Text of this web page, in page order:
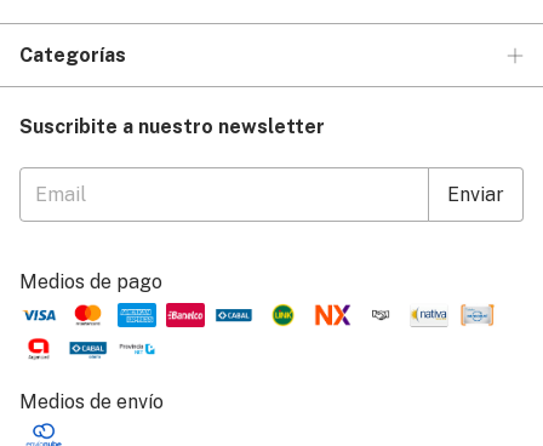
Categorías
Suscribite a nuestro newsletter
Medios de pago
Medios de envío